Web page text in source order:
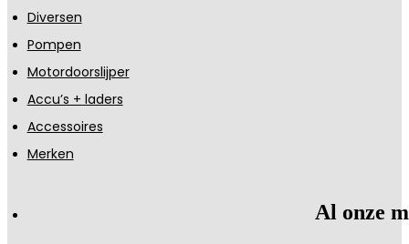
Diversen
Pompen
Motordoorslijper
Accu’s + laders
Accessoires
Merken
Al onze